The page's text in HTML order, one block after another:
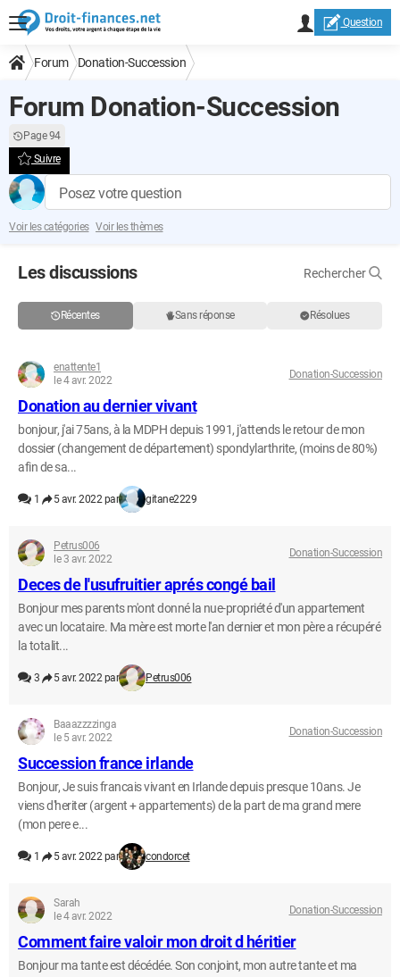
Question
Forum Donation-Succession
Forum Donation-Succession
Page 94
Suivre
Posez votre question
Voir les catégories Voir les thèmes
Les discussions Rechercher
Récentes Sans réponse Résolues
enattente1
le 4 avr. 2022
Donation-Succession
Donation au dernier vivant
bonjour, j'ai 75ans, à la MDPH depuis 1991, j'attends le retour de mon
dossier (changement de département) spondylarthrite, (moins de 80%)
afin de sa...
1 5 avr. 2022 par gitane2229
Petrus006
le 3 avr. 2022
Donation-Succession
Deces de l'usufruitier aprés congé bail
Bonjour mes parents m'ont donné la nue-propriété d'un appartement
avec un locataire. Ma mère est morte l'an dernier et mon père a récupéré
la totalit...
3 5 avr. 2022 par Petrus006
Baaazzzzinga
le 5 avr. 2022
Donation-Succession
Succession france irlande
Bonjour, Je suis francais vivant en Irlande depuis presque 10ans. Je
viens d'heriter (argent + appartements) de la part de ma grand mere
(mon pere e...
1 5 avr. 2022 par condorcet
Sarah
le 4 avr. 2022
Donation-Succession
Comment faire valoir mon droit d héritier
Bonjour ma tante est décédée. Son conjoint, mon autre tante et ma